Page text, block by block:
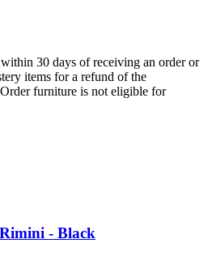
30 days of receiving an order or
items for a refund of the
furniture is not eligible for
- Black